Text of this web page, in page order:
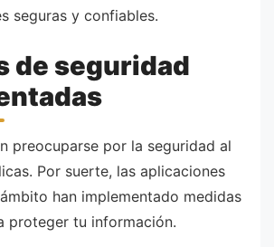
seguras y confiables.
de seguridad
preocuparse por la seguridad al
Por suerte, las aplicaciones
han implementado medidas
proteger tu información.